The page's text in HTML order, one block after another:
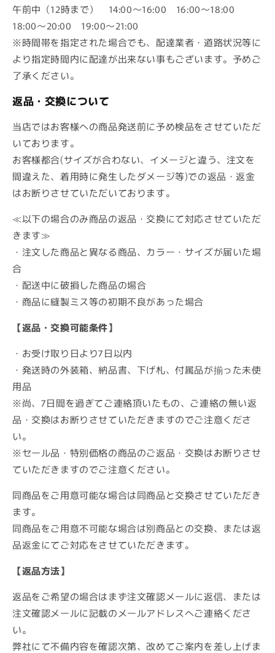
午前中（12時まで） 14:00〜16:00 16:00〜18:00
18:00〜20:00 19:00〜21:00
※時間帯を指定された場合でも、配達業者・道路状況等に
より指定時間内に配達が出来ない事もございます。予めご
了承ください。
返品・交換について
当店ではお客様への商品発送前に予め検品をさせていただ
いております。
お客様都合(サイズが合わない、イメージと違う、注文を
間違えた、着用時に発生したダメージ等)での返品・返金
はお断りさせていただいております。
≪以下の場合のみ商品の返品・交換にて対応させていただ
きます≫
・注文した商品と異なる商品、カラー・サイズが届いた場
合
・配送中に破損した商品の場合
・商品に縫製ミス等の初期不良があった場合
【返品・交換可能条件】
・お受け取り日より7日以内
・発送時の外装箱、納品書、下げ札、付属品が揃った未使
用品
※尚、7日間を過ぎてご連絡頂いたもの、ご連絡の無い返
品・交換はお断りさせていただきますのでご注意くださ
い。
※セール品・特別価格の商品のご返品・交換はお断りさせ
ていただきますのでご注意ください。
同商品をご用意可能な場合は同商品と交換させていただき
ます。
同商品をご用意不可能な場合は別商品との交換、または返
品返金にてご対応をさせていただきます。
【返品方法】
返品をご希望の場合はまず注文確認メールに返信、または
注文確認メールに記載のメールアドレスへご連絡くださ
い。
弊社にて不備内容を確認次第、改めてご案内を差し上げま